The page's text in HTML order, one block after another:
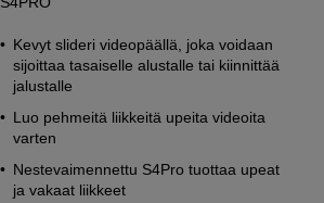
Kevyt slideri videopäällä, joka voidaan
sijoittaa tasaiselle alustalle tai kiinnittää
jalustalle
Luo pehmeitä liikkeitä upeita videoita
varten
Nestevaimennettu S4Pro tuottaa upeat
ja vakaat liikkeet